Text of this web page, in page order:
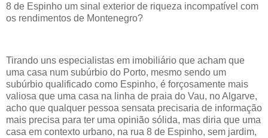
8 de Espinho um sinal exterior de riqueza incompatível com
os rendimentos de Montenegro?
Tirando uns especialistas em imobiliário que acham que
uma casa num subúrbio do Porto, mesmo sendo um
subúrbio qualificado como Espinho, é forçosamente mais
valiosa que uma casa na linha de praia do Vau, no Algarve,
acho que qualquer pessoa sensata precisaria de informação
mais precisa para ter uma opinião sólida, mas diria que uma
casa em contexto urbano, na rua 8 de Espinho, sem jardim,